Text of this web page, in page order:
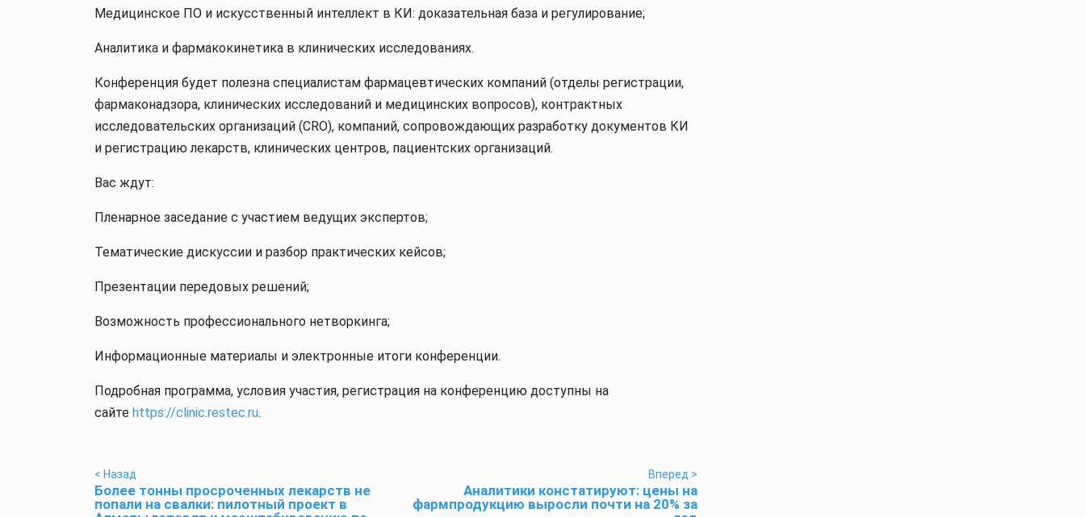
Медицинское ПО и искусственный интеллект в КИ: доказательная база и регулирование;
Аналитика и фармакокинетика в клинических исследованиях.
Конференция будет полезна специалистам фармацевтических компаний (отделы регистрации,
фармаконадзора, клинических исследований и медицинских вопросов), контрактных
исследовательских организаций (CRO), компаний, сопровождающих разработку документов КИ
и регистрацию лекарств, клинических центров, пациентских организаций.
Вас ждут:
Пленарное заседание с участием ведущих экспертов;
Тематические дискуссии и разбор практических кейсов;
Презентации передовых решений;
Возможность профессионального нетворкинга;
Информационные материалы и электронные итоги конференции.
Подробная программа, условия участия, регистрация на конференцию доступны на
сайте https://clinic.restec.ru.
< Назад
Более тонны просроченных лекарств не
попали на свалки: пилотный проект в
Вперед >
Аналитики констатируют: цены на
фармпродукцию выросли почти на 20% за